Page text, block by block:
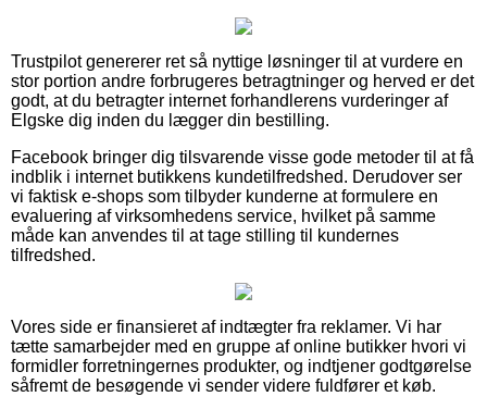
Trustpilot genererer ret så nyttige løsninger til at vurdere en
stor portion andre forbrugeres betragtninger og herved er det
godt, at du betragter internet forhandlerens vurderinger af
Elgske dig inden du lægger din bestilling.
Facebook bringer dig tilsvarende visse gode metoder til at få
indblik i internet butikkens kundetilfredshed. Derudover ser
vi faktisk e-shops som tilbyder kunderne at formulere en
evaluering af virksomhedens service, hvilket på samme
måde kan anvendes til at tage stilling til kundernes
tilfredshed.
Vores side er finansieret af indtægter fra reklamer. Vi har
tætte samarbejder med en gruppe af online butikker hvori vi
formidler forretningernes produkter, og indtjener godtgørelse
såfremt de besøgende vi sender videre fuldfører et køb.